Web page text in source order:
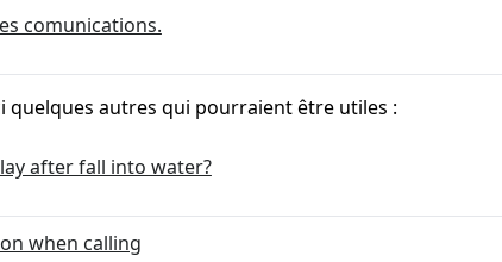
comunications.
quelques autres qui pourraient être utiles :
after fall into water?
when calling